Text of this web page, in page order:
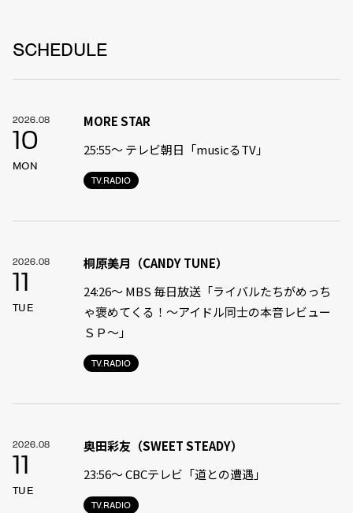
SCHEDULE
2026.08
10
MON
TV.RADIO
MORE STAR
25:55〜 テレビ朝日「musicるTV」
2026.08
11
TUE
TV.RADIO
桐原美月（CANDY TUNE）
24:26〜 MBS 毎日放送「ライバルたちがめっち
ゃ褒めてくる！〜アイドル同士の本音レビュー
ＳＰ〜」
2026.08
11
TUE
TV.RADIO
奥田彩友（SWEET STEADY）
23:56〜 CBCテレビ「道との遭遇」